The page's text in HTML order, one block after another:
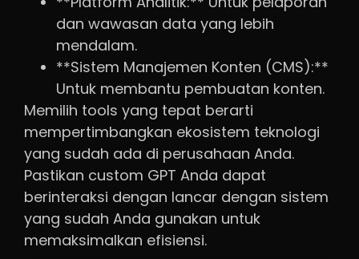
dan wawasan data yang lebih
mendalam.
**Sistem Manajemen Konten (CMS):**
Untuk membantu pembuatan konten.
Memilih tools yang tepat berarti
mempertimbangkan ekosistem teknologi
yang sudah ada di perusahaan Anda.
Pastikan custom GPT Anda dapat
berinteraksi dengan lancar dengan sistem
yang sudah Anda gunakan untuk
memaksimalkan efisiensi.